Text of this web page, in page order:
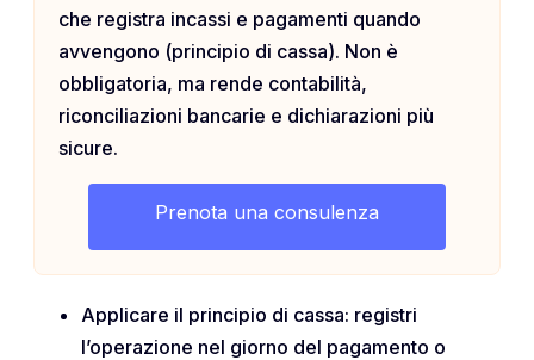
che registra incassi e pagamenti quando
avvengono (principio di cassa). Non è
obbligatoria, ma rende contabilità,
riconciliazioni bancarie e dichiarazioni più
sicure.
Prenota una consulenza
Applicare il principio di cassa: registri
l’operazione nel giorno del pagamento o